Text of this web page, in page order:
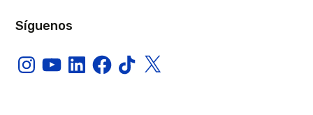
Síguenos
InstagramYouTubeLinkedInFacebook
TikTokX